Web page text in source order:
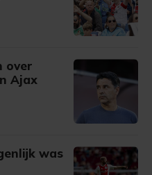
over
Ajax
was